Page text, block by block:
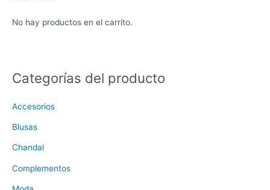
No hay productos en el carrito.
Categorías del producto
Accesorios
Blusas
Chandal
Complementos